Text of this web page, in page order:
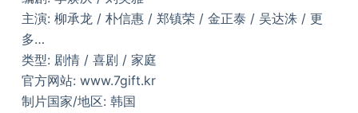
主演: 柳承龙 / 朴信惠 / 郑镇荣 / 金正泰 / 吴达洙 / 更
多…
类型: 剧情 / 喜剧 / 家庭
官方网站: www.7gift.kr
制片国家/地区: 韩国